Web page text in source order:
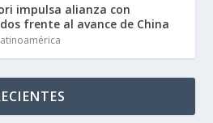
impulsa alianza con
frente al avance de China